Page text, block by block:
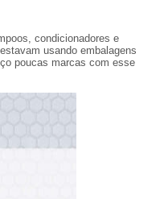
condicionadores e
usando embalagens
poucas marcas com esse